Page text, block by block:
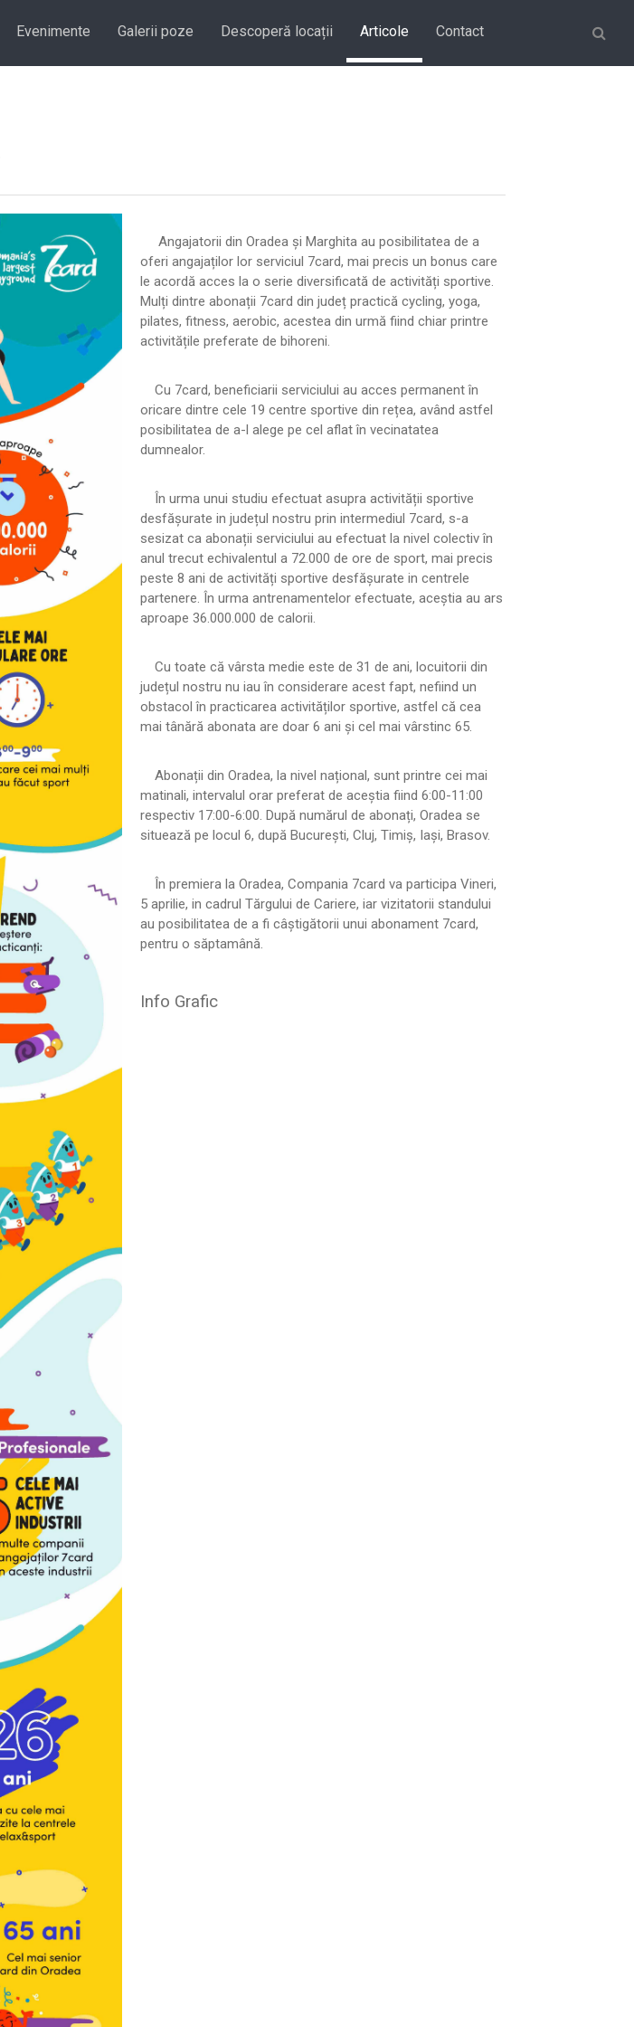
Evenimente Galerii poze Descoperă locații Articole Contact
Angajatorii din Oradea și Marghita au posibilitatea de a
oferi angajaților lor serviciul 7card, mai precis un bonus care
le acordă acces la o serie diversificată de activități sportive.
Mulți dintre abonații 7card din județ practică cycling, yoga,
pilates, fitness, aerobic, acestea din urmă fiind chiar printre
activitățile preferate de bihoreni.
Cu 7card, beneficiarii serviciului au acces permanent în
oricare dintre cele 19 centre sportive din rețea, având astfel
posibilitatea de a-l alege pe cel aflat în vecinatatea
dumnealor.
În urma unui studiu efectuat asupra activității sportive
desfășurate in județul nostru prin intermediul 7card, s-a
sesizat ca abonații serviciului au efectuat la nivel colectiv în
anul trecut echivalentul a 72.000 de ore de sport, mai precis
peste 8 ani de activități sportive desfășurate in centrele
partenere. În urma antrenamentelor efectuate, aceștia au ars
aproape 36.000.000 de calorii.
Cu toate că vârsta medie este de 31 de ani, locuitorii din
județul nostru nu iau în considerare acest fapt, nefiind un
obstacol în practicarea activităților sportive, astfel că cea
mai tânără abonata are doar 6 ani și cel mai vârstinc 65.
Abonații din Oradea, la nivel național, sunt printre cei mai
matinali, intervalul orar preferat de aceștia fiind 6:00-11:00
respectiv 17:00-6:00. După numărul de abonați, Oradea se
situează pe locul 6, după București, Cluj, Timiș, Iași, Brasov.
În premiera la Oradea, Compania 7card va participa Vineri,
5 aprilie, in cadrul Tărgului de Cariere, iar vizitatorii standului
au posibilitatea de a fi câștigătorii unui abonament 7card,
pentru o săptamână.
Info Grafic